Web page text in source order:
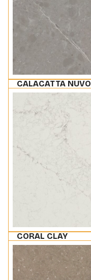
CALACATTA NUVO
CORAL CLAY